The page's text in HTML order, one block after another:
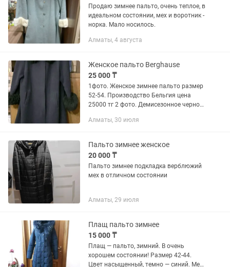
Продаю зимнее пальто, очень теплое, в
идеальном состоянии, мех и воротник -
норка. Мало носилось.
Алматы, 4 августа
Женское пальто Вerghause
25 000 ₸
1фото. Женское зимнее пальто размер
52-54. Производство Бельгия цена
25000 тг 2 фото. Демисезонное черное
Фото Кашемировое пальто. Мех —
Алматы, 30 июля
Пальто зимнее женское
20 000 ₸
Пальто зимнее подкладка верблюжий
мех в отличном состоянии
Алматы, 29 июля
Плащ пальто зимнее
15 000 ₸
Плащ — пальто, зимний. В очень
хорошем состоянии! Размер 42-44.
Цвет насыщенный, темно — синий. Мех